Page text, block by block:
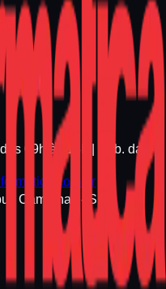
09h às 18h | Sáb. das
Campinas - SP